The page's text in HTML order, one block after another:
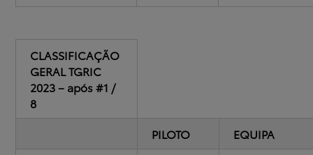
CLASSIFICAÇÃO
GERAL TGRIC
2023 – após #1 /
8
PILOTO
EQUIPA